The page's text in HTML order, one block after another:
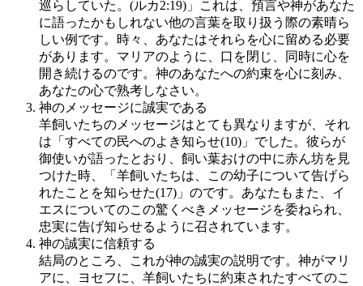
巡らしていた。(ルカ2:19)」これは、預言や神があなた
に語ったかもしれない他の言葉を取り扱う際の素晴ら
しい例です。時々、あなたはそれらを心に留める必要
があります。マリアのように、口を閉じ、同時に心を
開き続けるのです。神のあなたへの約束を心に刻み、
あなたの心で熟考しなさい。
神のメッセージに誠実である
羊飼いたちのメッセージはとても異なりますが、それ
は「すべての民へのよき知らせ(10)」でした。彼らが
御使いが語ったとおり、飼い葉おけの中に赤ん坊を見
つけた時、「羊飼いたちは、この幼子について告げら
れたことを知らせた(17)」のです。あなたもまた、イ
エスについてのこの驚くべきメッセージを委ねられ、
忠実に告げ知らせるように召されています。
神の誠実に信頼する
結局のところ、これが神の誠実の説明です。神がマリ
アに、ヨセフに、羊飼いたちに約束されたすべてのこ